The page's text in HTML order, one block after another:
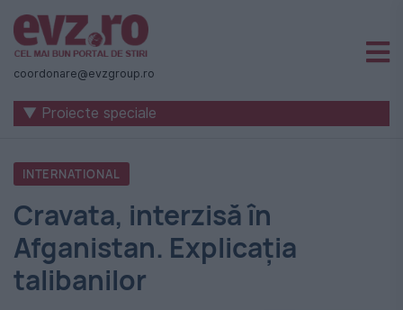
Știri
naționale
internaționale
România
-
Evenimentul
Zilei
coordonare@evzgroup.ro
▼ Proiecte speciale
INTERNATIONAL
Cravata, interzisă în
Afganistan. Explicația
talibanilor